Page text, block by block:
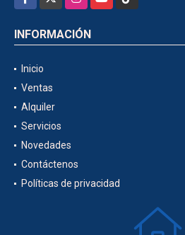
INFORMACIÓN
Inicio
Ventas
Alquiler
Servicios
Novedades
Contáctenos
Políticas de privacidad